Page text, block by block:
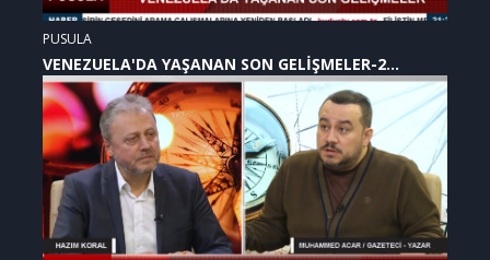
PUSULA
VENEZUELA'DA YAŞANAN SON GELİŞMELER-2
(07.01.2026)